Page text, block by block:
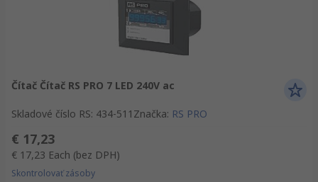
Čítač Čítač RS PRO 7 LED 240V ac
Skladové číslo RS: 434-511 Značka: RS PRO
€ 17,23
€ 17,23 Each (bez DPH)
Skontrolovať zásoby